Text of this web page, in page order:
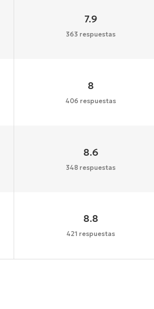
7.9
363 respuestas
8
406 respuestas
8.6
348 respuestas
8.8
421 respuestas